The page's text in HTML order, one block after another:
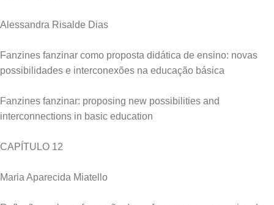
Alessandra Risalde Dias
Fanzines fanzinar como proposta didática de ensino: novas
possibilidades e interconexões na educação básica
Fanzines fanzinar: proposing new possibilities and
interconnections in basic education
CAPÍTULO 12
Maria Aparecida Miatello